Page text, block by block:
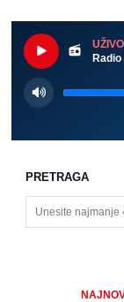
UŽIVO
Radio
PRETRAGA